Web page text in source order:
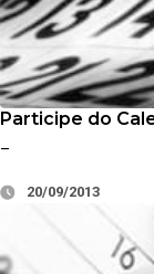
Participe do
–
20/09/2013